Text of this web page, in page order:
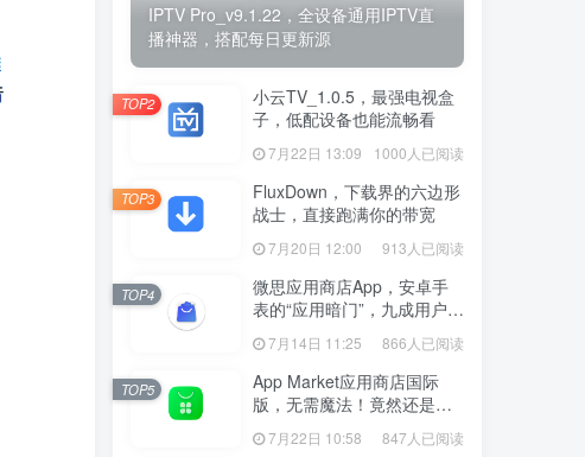
IPTV Pro_v9.1.22，全设备通用IPTV直
播神器，搭配每日更新源
小云TV_1.0.5，最强电视盒
子，低配设备也能流畅看
7月22日 13:09 1000人已阅读
TOP2
FluxDown，下载界的六边形
战士，直接跑满你的带宽
7月20日 12:00 913人已阅读
TOP3
微思应用商店App，安卓手
表的“应用暗门”，九成用户还
没发现
7月14日 11:25 866人已阅读
TOP4
App Market应用商店国际
版，无需魔法！竟然还是大
厂出品？
7月22日 10:58 847人已阅读
TOP5